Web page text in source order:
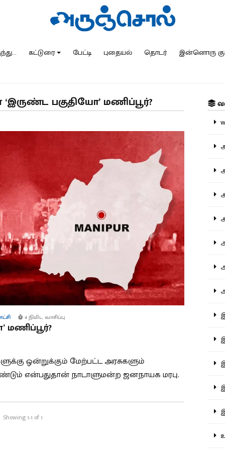
கட்டுரை பேட்டி புதையல் தொடர் இன்னொரு
பகுதியோ’ மணிப்பூர்?
4 நிமிட வாசிப்பு
மணிப்பூர்?
ஒன்றுக்கும் மேற்பட்ட அரசுகளும்
என்பதுதான் நாடாளுமன்ற ஜனநாயக மரபு.
Showing 1-1 of 1